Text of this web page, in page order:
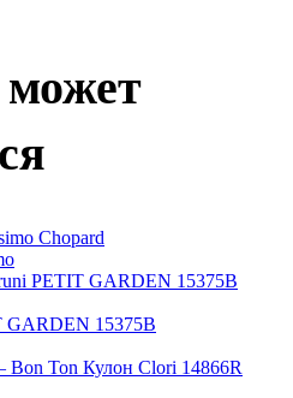
Chopard
GARDEN 15375B